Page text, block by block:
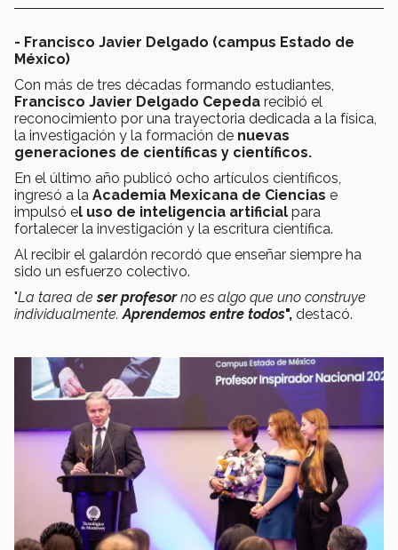
- Francisco Javier Delgado (campus Estado de
México)
Con más de tres décadas formando estudiantes,
Francisco Javier Delgado Cepeda recibió el
reconocimiento por una trayectoria dedicada a la física,
la investigación y la formación de nuevas
generaciones de científicas y científicos.
En el último año publicó ocho artículos científicos,
ingresó a la Academia Mexicana de Ciencias e
impulsó el uso de inteligencia artificial para
fortalecer la investigación y la escritura científica.
Al recibir el galardón recordó que enseñar siempre ha
sido un esfuerzo colectivo.
"La tarea deser profesorno es algo que uno construye
individualmente. Aprendemos entre todos", destacó.